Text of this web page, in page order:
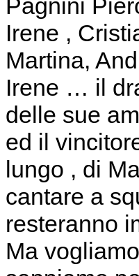
Pagnini
Irene ,
Martina,
Irene … il
delle sue
ed il
lungo , di
cantare a
resteranno
Ma